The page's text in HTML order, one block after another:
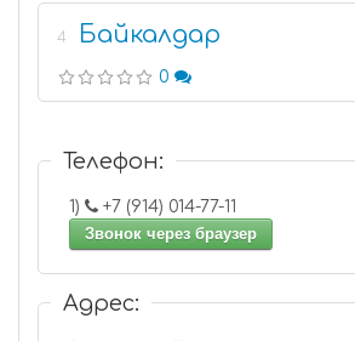
4 Байкалдар
0
Телефон:
1)
+7 (914) 014-77-11
Звонок через браузер
Адрес: